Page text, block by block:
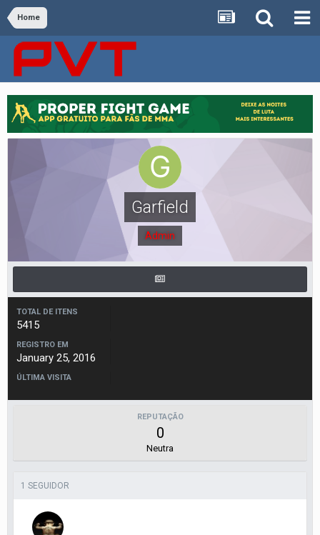
Home
Garfield
Admin
TOTAL DE ITENS
5415
REGISTRO EM
January 25, 2016
ÚLTIMA VISITA
REPUTAÇÃO
0
Neutra
1 SEGUIDOR